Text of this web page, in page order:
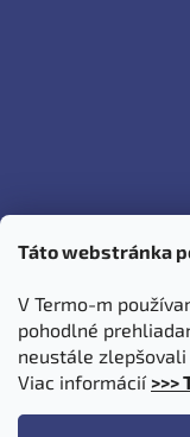
Táto webstránka
V Termo-m
pohodlné
neustále
Viac informácií >>>